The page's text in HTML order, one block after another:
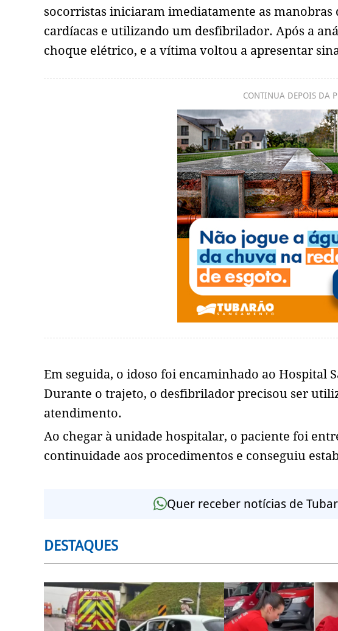
socorristas iniciaram imediatamente as manobras
cardíacas e utilizando um desfibrilador. Após a
choque elétrico, e a vítima voltou a apresentar
CONTINUA DEPOIS DA
Em seguida, o idoso foi encaminhado ao Hospital
Durante o trajeto, o desfibrilador precisou ser
atendimento.
Ao chegar à unidade hospitalar, o paciente foi
continuidade aos procedimentos e conseguiu
Quer receber notícias de
DESTAQUES